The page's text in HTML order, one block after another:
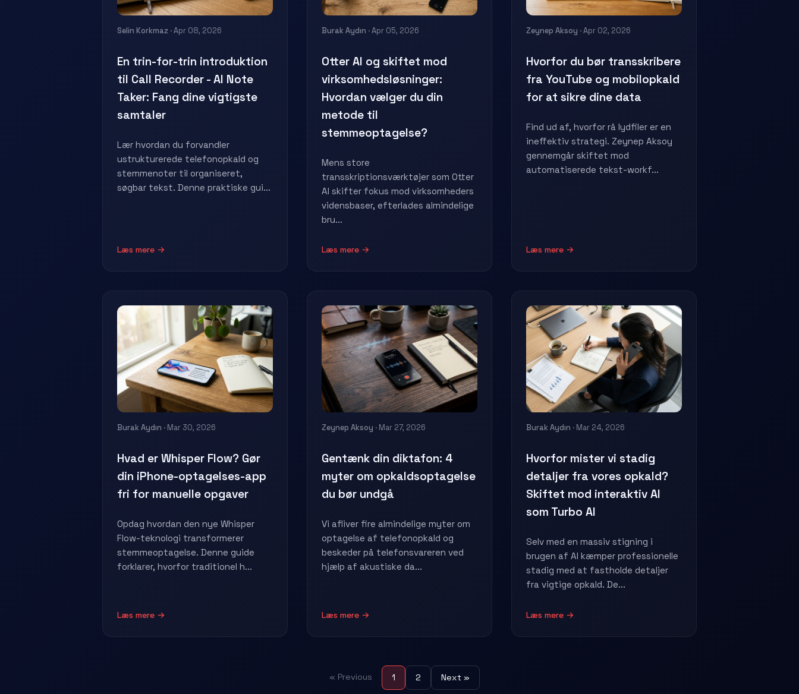
Selin Korkmaz · Apr 08, 2026
En trin-for-trin introduktion
til Call Recorder - AI Note
Taker: Fang dine vigtigste
samtaler
Lær hvordan du forvandler
ustrukturerede telefonopkald og
stemmenoter til organiseret,
søgbar tekst. Denne praktiske gui...
Læs mere →
Burak Aydın · Apr 05, 2026
Otter AI og skiftet mod
virksomhedsløsninger:
Hvordan vælger du din
metode til
stemmeoptagelse?
Mens store
transskriptionsværktøjer som Otter
AI skifter fokus mod virksomheders
vidensbaser, efterlades almindelige
bru...
Læs mere →
Zeynep Aksoy · Apr 02, 2026
Hvorfor du bør transskribere
fra YouTube og mobilopkald
for at sikre dine data
Find ud af, hvorfor rå lydfiler er en
ineffektiv strategi. Zeynep Aksoy
gennemgår skiftet mod
automatiserede tekst-workf...
Læs mere →
Burak Aydın · Mar 30, 2026
Hvad er Whisper Flow? Gør
din iPhone-optagelses-app
fri for manuelle opgaver
Opdag hvordan den nye Whisper
Flow-teknologi transformerer
stemmeoptagelse. Denne guide
forklarer, hvorfor traditionel h...
Læs mere →
Zeynep Aksoy · Mar 27, 2026
Gentænk din diktafon: 4
myter om opkaldsoptagelse
du bør undgå
Vi afliver fire almindelige myter om
optagelse af telefonopkald og
beskeder på telefonsvareren ved
hjælp af akustiske da...
Læs mere →
Burak Aydın · Mar 24, 2026
Hvorfor mister vi stadig
detaljer fra vores opkald?
Skiftet mod interaktiv AI
som Turbo AI
Selv med en massiv stigning i
brugen af AI kæmper professionelle
stadig med at fastholde detaljer
fra vigtige opkald. De...
Læs mere →
« Previous 1 2 Next »